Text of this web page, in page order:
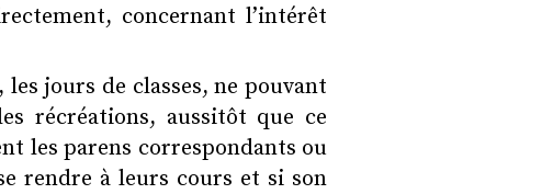
concernant l’intérêt
jours de classes, ne pouvant
récréations, aussitôt que ce
les parens correspondants ou
rendre à leurs cours et si son